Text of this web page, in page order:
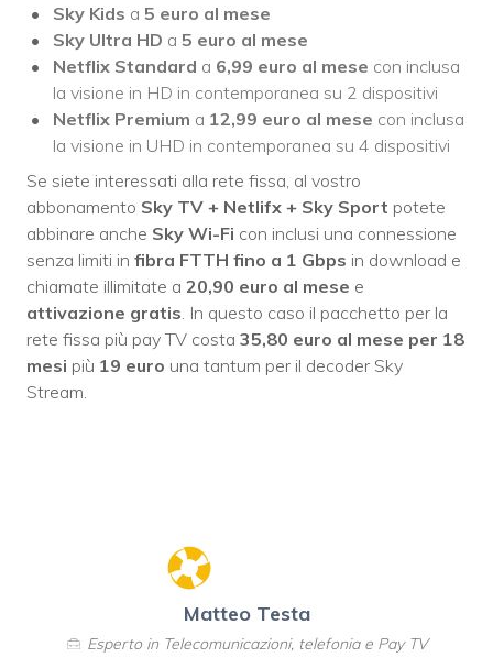
Sky Kids a 5 euro al mese
Sky Ultra HD a 5 euro al mese
Netflix Standard a 6,99 euro al mese con inclusa
la visione in HD in contemporanea su 2 dispositivi
Netflix Premium a 12,99 euro al mese con inclusa
la visione in UHD in contemporanea su 4 dispositivi
Se siete interessati alla rete fissa, al vostro
abbonamento Sky TV + Netlifx + Sky Sport potete
abbinare anche Sky Wi-Fi con inclusi una connessione
senza limiti in fibra FTTH fino a 1 Gbps in download e
chiamate illimitate a 20,90 euro al mese e
attivazione gratis . In questo caso il pacchetto per la
rete fissa più pay TV costa 35,80 euro al mese per 18
mesi più 19 euro una tantum per il decoder Sky
Stream.
Matteo Testa
Esperto in Telecomunicazioni, telefonia e Pay TV